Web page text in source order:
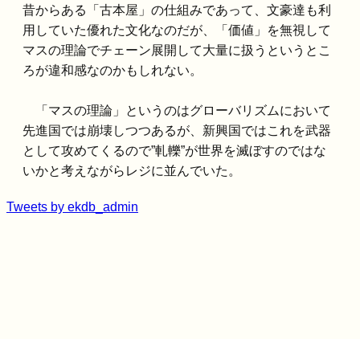
昔からある「古本屋」の仕組みであって、文豪達も利
用していた優れた文化なのだが、「価値」を無視して
マスの理論でチェーン展開して大量に扱うというとこ
ろが違和感なのかもしれない。
「マスの理論」というのはグローバリズムにおいて
先進国では崩壊しつつあるが、新興国ではこれを武器
として攻めてくるので”軋轢”が世界を滅ぼすのではな
いかと考えながらレジに並んでいた。
Tweets by ekdb_admin